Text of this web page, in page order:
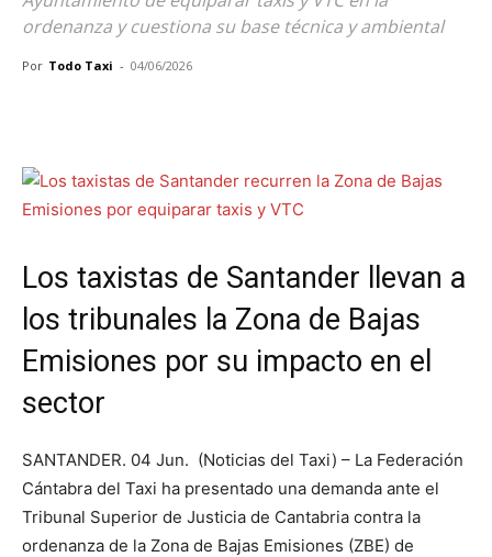
ordenanza y cuestiona su base técnica y ambiental
Por Todo Taxi - 04/06/2026
Los taxistas de Santander llevan a
los tribunales la Zona de Bajas
Emisiones por su impacto en el
sector
SANTANDER. 04 Jun. (Noticias del Taxi) – La Federación
Cántabra del Taxi ha presentado una demanda ante el
Tribunal Superior de Justicia de Cantabria contra la
ordenanza de la Zona de Bajas Emisiones (ZBE) de